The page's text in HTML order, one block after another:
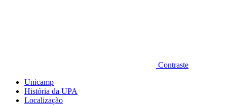
Contraste
Unicamp
História da UPA
Localização